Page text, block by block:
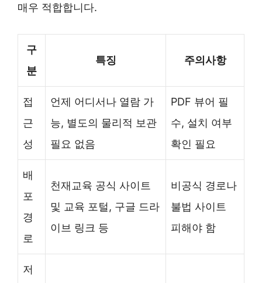
매우 적합합니다.
구
분
특징 주의사항
접
근
성
언제 어디서나 열람 가
능, 별도의 물리적 보관
필요 없음
PDF 뷰어 필
수, 설치 여부
확인 필요
배
포
경
로
천재교육 공식 사이트
및 교육 포털, 구글 드라
이브 링크 등
비공식 경로나
불법 사이트
피해야 함
저